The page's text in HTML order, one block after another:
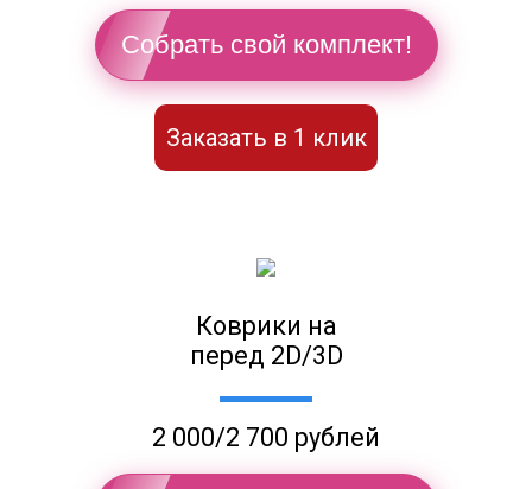
Собрать свой комплект!
Заказать в 1 клик
Коврики на
перед 2D/3D
2 000/2 700 рублей